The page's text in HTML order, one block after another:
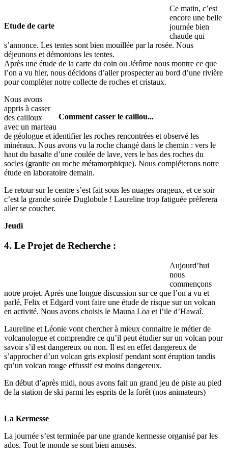
Etude de carte
Ce matin, c’est
encore une belle
journée bien
chaude qui
s’annonce. Les tentes sont bien mouillée par la rosée. Nous
déjeunons et démontons les tentes.
Après une étude de la carte du coin ou Jérôme nous montre ce que
l’on a vu hier, nous décidons d’aller prospecter au bord d’une rivière
pour compléter notre collecte de roches et cristaux.
Comment casser le caillou...
Nous avons
appris à casser
des cailloux
avec un marteau
de géologue et identifier les roches rencontrées et observé les
minéraux. Nous avons vu la roche changé dans le chemin : vers le
haut du basalte d’une coulée de lave, vers le bas des roches du
socles (granite ou roche métamorphique). Nous compléterons notre
étude en laboratoire demain.
Le retour sur le centre s’est fait sous les nuages orageux, et ce soir
c’est la grande soirée Duglobule ! Laureline trop fatiguée préferera
aller se coucher.
Jeudi
4. Le Projet de Recherche :
Aujourd’hui
nous
commençons
notre projet. Aprés une longue discussion sur ce que l’on a vu et
parlé, Felix et Edgard vont faire une étude de risque sur un volcan
en activité. Nous avons choisis le Mauna Loa et l’ile d’Hawaî.
Laureline et Léonie vont chercher à mieux connaitre le métier de
volcanologue et comprendre ce qu’il peut étudier sur un volcan pour
savoir s’il est dangereux ou non. Il est en effet dangereux de
s’approcher d’un volcan gris explosif pendant sont éruption tandis
qu’un volcan rouge effussif est moins dangereux.
En début d’après midi, nous avons fait un grand jeu de piste au pied
de la station de ski parmi les esprits de la forêt (nos animateurs)
La Kermesse
La journée s’est terminée par une grande kermesse organisé par les
ados. Tout le monde se sont bien amusés.